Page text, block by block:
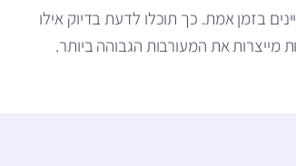
בזמן אמת. כך תוכלו לדעת בדיוק אילו
מייצרות את המעורבות הגבוהה ביותר.